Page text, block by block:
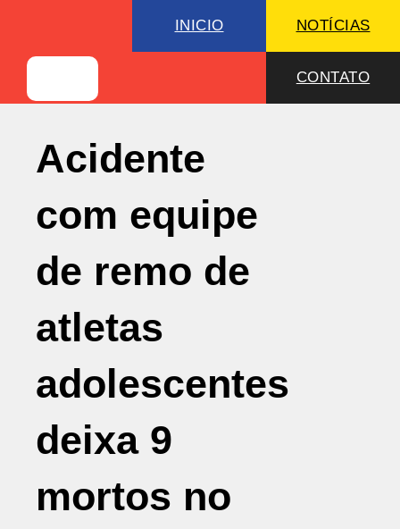
INICIO NOTÍCIAS
CONTATO
Acidente
com equipe
de remo de
atletas
adolescentes
deixa 9
mortos no